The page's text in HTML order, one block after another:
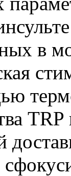
в